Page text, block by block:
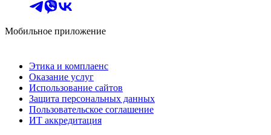
Мобильное приложение
Этика и комплаенс
Оказание услуг
Использование сайтов
Защита персональных данных
Пользовательское соглашение
ИТ аккредитация